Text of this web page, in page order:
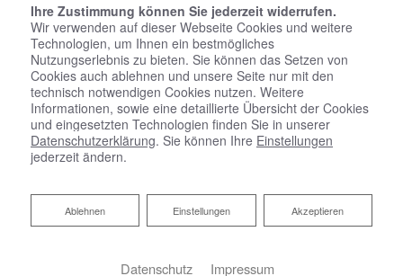
Photovoltaik von
asdasdasdasdasd
Ihre Zustimmung können Sie jederzeit widerrufen.
Wir verwenden auf dieser Webseite Cookies und weitere
Technologien, um Ihnen ein bestmögliches
Nutzungserlebnis zu bieten. Sie können das Setzen von
Cookies auch ablehnen und unsere Seite nur mit den
technisch notwendigen Cookies nutzen. Weitere
Informationen, sowie eine detaillierte Übersicht der Cookies
und eingesetzten Technologien finden Sie in unserer
Datenschutzerklärung. Sie können Ihre Einstellungen
jederzeit ändern.
Akzeptieren
Einstellungen
Reject
Ablehnen
Datenschutz Impressum